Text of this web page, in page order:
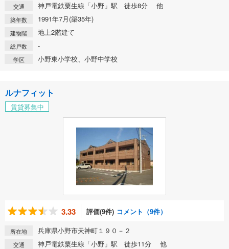
交通 神戸電鉄粟生線「小野」駅 徒歩8分 他
築年数 1991年7月(築35年)
建物階 地上2階建て
総戸数 -
学区 小野東小学校、小野中学校
ルナフィット
賃貸募集中
3.33 評価(9件) コメント（9件）
所在地 兵庫県小野市天神町１９０－２
交通 神戸電鉄粟生線「小野」駅 徒歩11分 他